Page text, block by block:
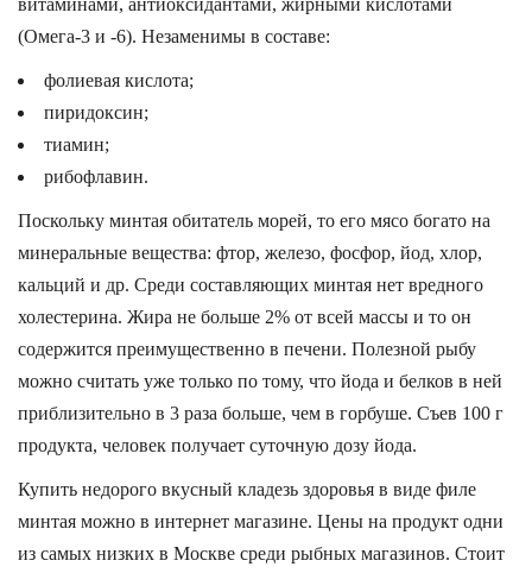
витаминами, антиоксидантами, жирными кислотами
(Омега-3 и -6). Незаменимы в составе:
фолиевая кислота;
пиридоксин;
тиамин;
рибофлавин.
Поскольку минтая обитатель морей, то его мясо богато на
минеральные вещества: фтор, железо, фосфор, йод, хлор,
кальций и др. Среди составляющих минтая нет вредного
холестерина. Жира не больше 2% от всей массы и то он
содержится преимущественно в печени. Полезной рыбу
можно считать уже только по тому, что йода и белков в ней
приблизительно в 3 раза больше, чем в горбуше. Съев 100 г
продукта, человек получает суточную дозу йода.
Купить недорого вкусный кладезь здоровья в виде филе
минтая можно в интернет магазине. Цены на продукт одни
из самых низких в Москве среди рыбных магазинов. Стоит